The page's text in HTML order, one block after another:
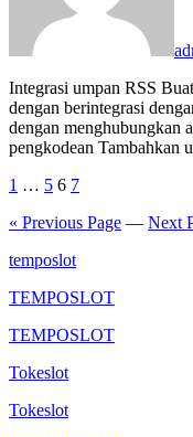
Integrasi umpan RSS Buat umpan RSS Anda berfungsi lebih baik
dengan berintegrasi
dengan menghubungkan
pengkodean Tambahkan
Posts
pagination
1 … 5 6 7
« Previous Page — Next
temposlot
TEMPOSLOT
TEMPOSLOT
Tokeslot
Tokeslot